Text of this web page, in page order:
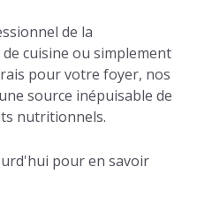
de la
cuisine ou simplement
pour votre foyer, nos
source inépuisable de
nutritionnels.
pour en savoir